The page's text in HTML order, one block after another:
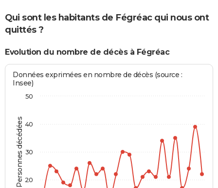
Qui sont les habitants de Fégréac qui nous ont
quittés ?
Evolution du nombre de décès à Fégréac
Personnes décédées
Données exprimées en nombre de décès (source :
Insee)
20
30
40
50